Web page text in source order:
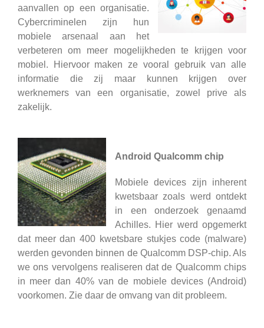
aanvallen op een organisatie.
Cybercriminelen zijn hun
mobiele arsenaal aan het
verbeteren om meer mogelijkheden te krijgen voor
mobiel. Hiervoor maken ze vooral gebruik van alle
informatie die zij maar kunnen krijgen over
werknemers van een organisatie, zowel prive als
zakelijk.
Android Qualcomm chip
Mobiele devices zijn inherent
kwetsbaar zoals werd ontdekt
in een onderzoek genaamd
Achilles. Hier werd opgemerkt
dat meer dan 400 kwetsbare stukjes code (malware)
werden gevonden binnen de Qualcomm DSP-chip. Als
we ons vervolgens realiseren dat de Qualcomm chips
in meer dan 40% van de mobiele devices (Android)
voorkomen. Zie daar de omvang van dit probleem.